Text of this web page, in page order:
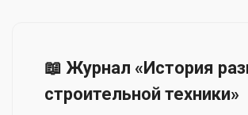
📖 Журнал «История
строительной техники»